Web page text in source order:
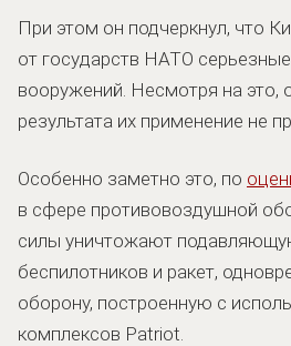
При этом он подчеркнул, что
от государств НАТО
вооружений. Несмотря на
результата их применение не
Особенно заметно это, по
в сфере противовоздушной
силы уничтожают
беспилотников и ракет,
оборону, построенную с
комплексов Patriot.